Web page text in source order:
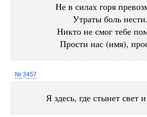
Не в силах горя
Утраты боль нести.
Никто не смог тебе
Прости нас (имя),
№ 3457
Я здесь, где стынет свет